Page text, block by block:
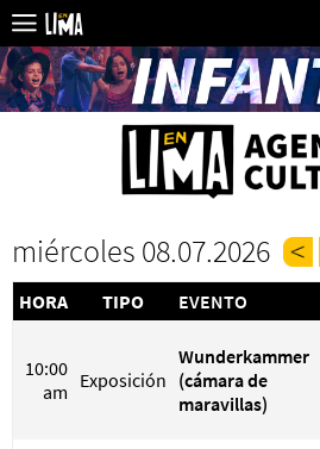
miércoles 08.07.2026
HORA TIPO EVENTO
10:00
am Exposición
Wunderkammer
(cámara de
maravillas)